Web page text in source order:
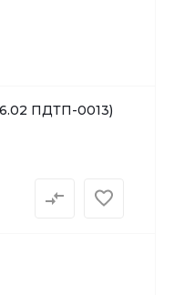
ПДТП-0013)